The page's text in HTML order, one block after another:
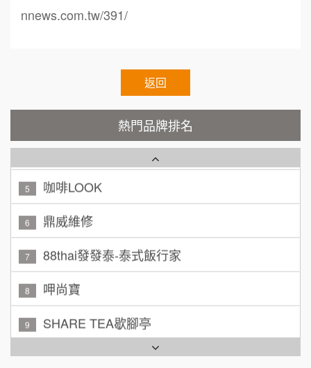
nnews.com.tw/391/
返回
熱門品牌排名
10 TEA TOP台灣第一味
秉宏小米甜甜圈
4 潮鍋癮
5 咖啡LOOK
6 鼎威維修
7 88thai發發泰-泰式飯行家
8 呷尚寶
9 SHARE TEA歇腳亭
10 TEA TOP台灣第一味
加盟預算
加盟預算
黃 先生/小姐
加盟預算 100萬~150萬
林 先生/小姐 屏東縣
加盟預算
吳 先生/小姐 屏東縣
加盟預算 100萬~200萬